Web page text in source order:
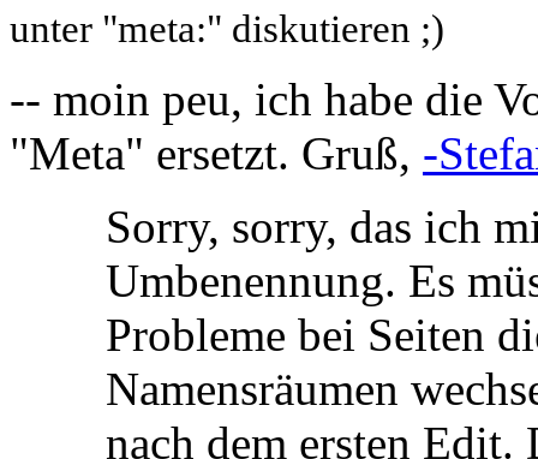
unter "meta:" diskutieren ;)
-- moin peu, ich habe die
"Meta" ersetzt. Gruß, -
Sorry, sorry, das ich
Umbenennung. Es
Probleme bei Seiten
Namensräumen
nach dem ersten Edit.